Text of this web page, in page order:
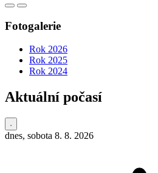
Fotogalerie
Rok 2026
Rok 2025
Rok 2024
Aktuální počasí
dnes, sobota 8. 8. 2026